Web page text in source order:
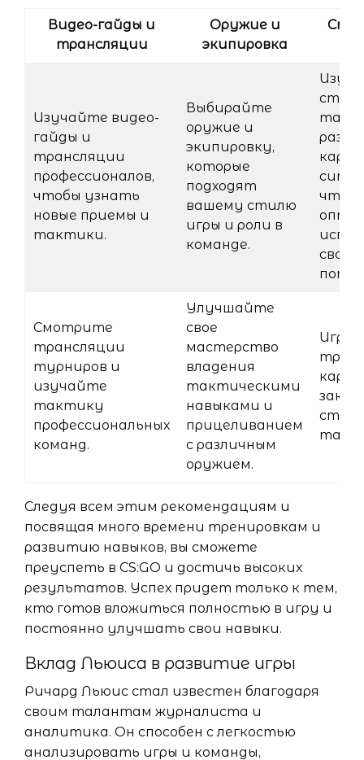
Видео-гайды и
трансляции
Оружие и
экипировка
Изучайте видео-
гайды и
трансляции
профессионалов,
чтобы узнать
новые приемы и
тактики.
Выбирайте
оружие и
экипировку,
которые
подходят
вашему стилю
игры и роли в
команде.
карт
свой
Смотрите
трансляции
турниров и
изучайте
тактику
профессиональных
команд.
Улучшайте
свое
мастерство
владения
тактическими
навыками и
прицеливанием
с различным
оружием.
Следуя всем этим рекомендациям и
посвящая много времени тренировкам и
развитию навыков, вы сможете
преуспеть в CS:GO и достичь высоких
результатов. Успех придет только к тем,
кто готов вложиться полностью в игру и
постоянно улучшать свои навыки.
Вклад Льюиса в развитие игры
Ричард Льюис стал известен благодаря
своим талантам журналиста и
аналитика. Он способен с легкостью
анализировать игры и команды,